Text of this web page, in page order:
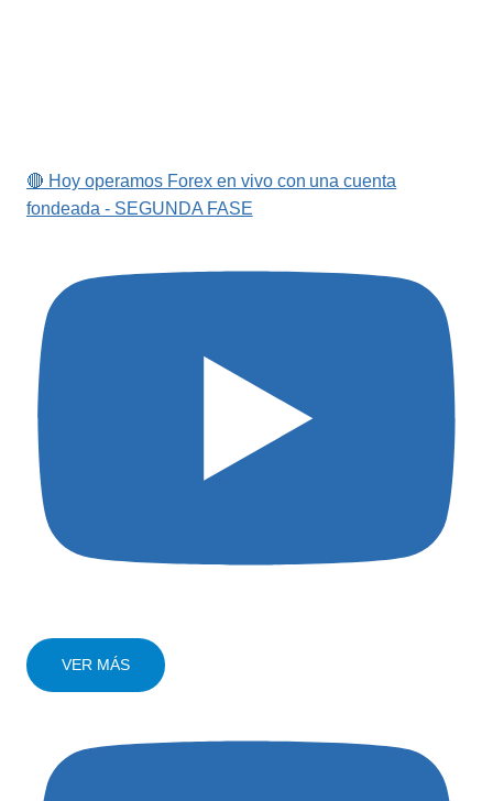
🔴 Hoy operamos Forex en vivo con una cuenta
fondeada - SEGUNDA FASE
VER MÁS